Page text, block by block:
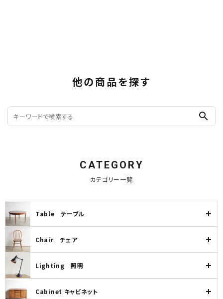
他の商品を探す
search
CATEGORY
カテゴリー一覧
Table テーブル
Chair チェア
Lighting 照明
Cabinet キャビネット